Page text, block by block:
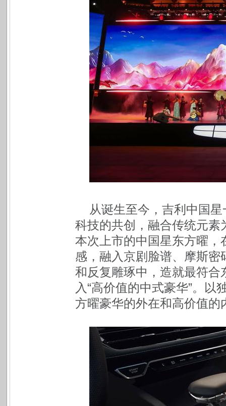
从诞生至今，吉利中国
科技的共创，融合传统元
本次上市的中国星东方曜
感，融入京剧脸谱、摩斯
和反复雕琢中，造就最符
入“高价值的中式豪华”。
方曜豪华的外在和高价值的